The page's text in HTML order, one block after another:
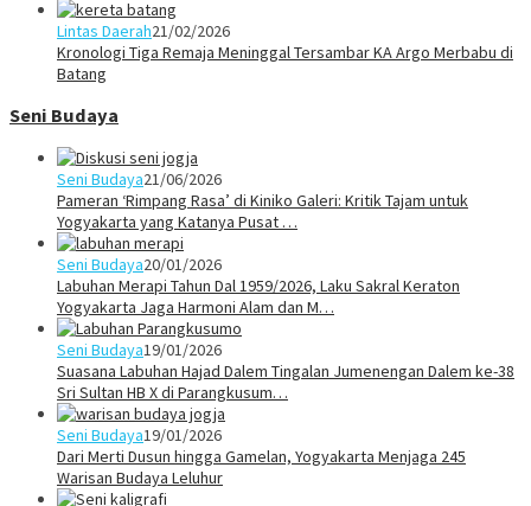
Lintas Daerah21/02/2026
Kronologi Tiga Remaja Meninggal Tersambar KA Argo Merbabu di
Batang
Seni Budaya
Seni Budaya21/06/2026
Pameran ‘Rimpang Rasa’ di Kiniko Galeri: Kritik Tajam untuk
Yogyakarta yang Katanya Pusat …
Seni Budaya20/01/2026
Labuhan Merapi Tahun Dal 1959/2026, Laku Sakral Keraton
Yogyakarta Jaga Harmoni Alam dan M…
Seni Budaya19/01/2026
Suasana Labuhan Hajad Dalem Tingalan Jumenengan Dalem ke-38
Sri Sultan HB X di Parangkusum…
Seni Budaya19/01/2026
Dari Merti Dusun hingga Gamelan, Yogyakarta Menjaga 245
Warisan Budaya Leluhur